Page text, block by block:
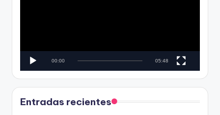
c
r
d
00:00 05:48
Entradas recientes